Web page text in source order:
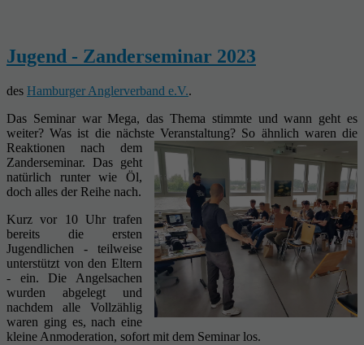
Jugend - Zanderseminar 2023
des Hamburger Anglerverband e.V..
Das Seminar war Mega, das Thema stimmte und wann geht es
weiter? Was ist die nächste Veranstaltung? So ähnlich waren die
Reaktionen nach dem
Zanderseminar. Das geht
natürlich runter wie Öl,
doch alles der Reihe nach.
Kurz vor 10 Uhr trafen
bereits die ersten
Jugendlichen - teilweise
unterstützt von den Eltern
- ein. Die Angelsachen
wurden abgelegt und
nachdem alle Vollzählig
waren ging es, nach eine
kleine Anmoderation, sofort mit dem Seminar los.